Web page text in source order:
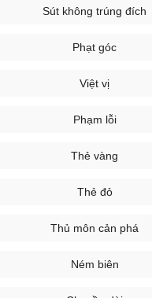
Sút không trúng đích
Phạt góc
Việt vị
Phạm lỗi
Thẻ vàng
Thẻ đỏ
Thủ môn cản phá
Ném biên